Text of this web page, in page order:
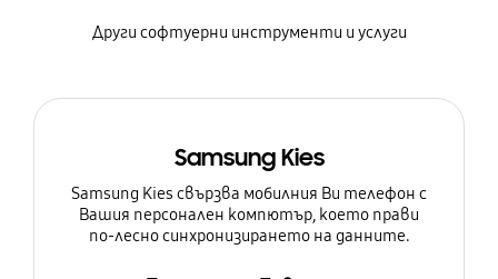
Други софтуерни инструменти и услуги
Samsung Kies
Samsung Kies свързва мобилния Ви телефон с
Вашия персонален компютър, което прави
по-лесно синхронизирането на данните.